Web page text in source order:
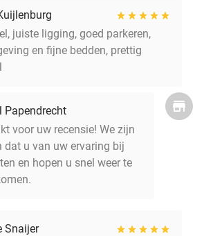
juiste ligging, goed parkeren,
en fijne bedden, prettig
Papendrecht
voor uw recensie! We zijn
dat u van uw ervaring bij
en hopen u snel weer te
Snaijer